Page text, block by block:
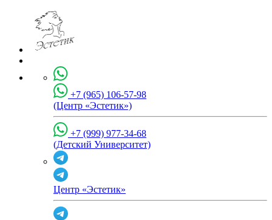
+7 (965) 106-57-98
(Центр «Эстетик»)
+7 (999) 977-34-68
(Детский Университет)
Центр «Эстетик»